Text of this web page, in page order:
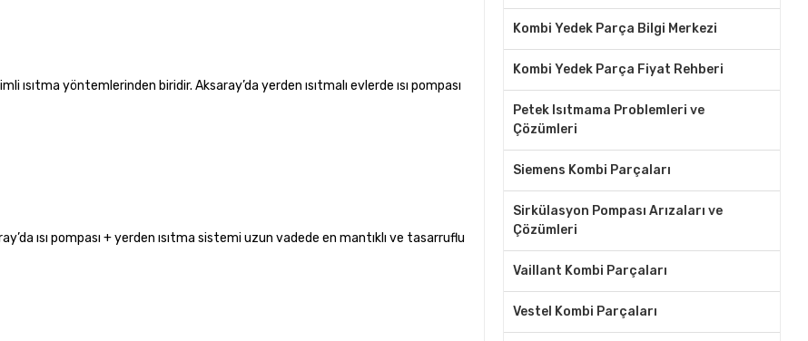
ısıtma yöntemlerinden biridir. Aksaray’da yerden ısıtmalı evlerde ısı pompası
ısı pompası + yerden ısıtma sistemi uzun vadede en mantıklı ve tasarruflu
Kombi Yedek Parça Bilgi Merkezi
Kombi Yedek Parça Fiyat Rehberi
Petek Isıtmama Problemleri ve
Çözümleri
Siemens Kombi Parçaları
Sirkülasyon Pompası Arızaları ve
Çözümleri
Vaillant Kombi Parçaları
Vestel Kombi Parçaları